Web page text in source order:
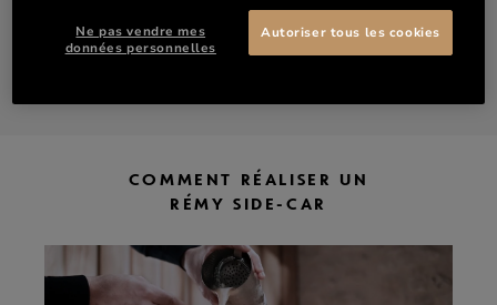
DÉCOUVRIR 1738 ACCORD ROYAL
COMMENT RÉALISER UN
RÉMY SIDE-CAR
Ne pas vendre mes
données personnelles
Autoriser tous les cookies